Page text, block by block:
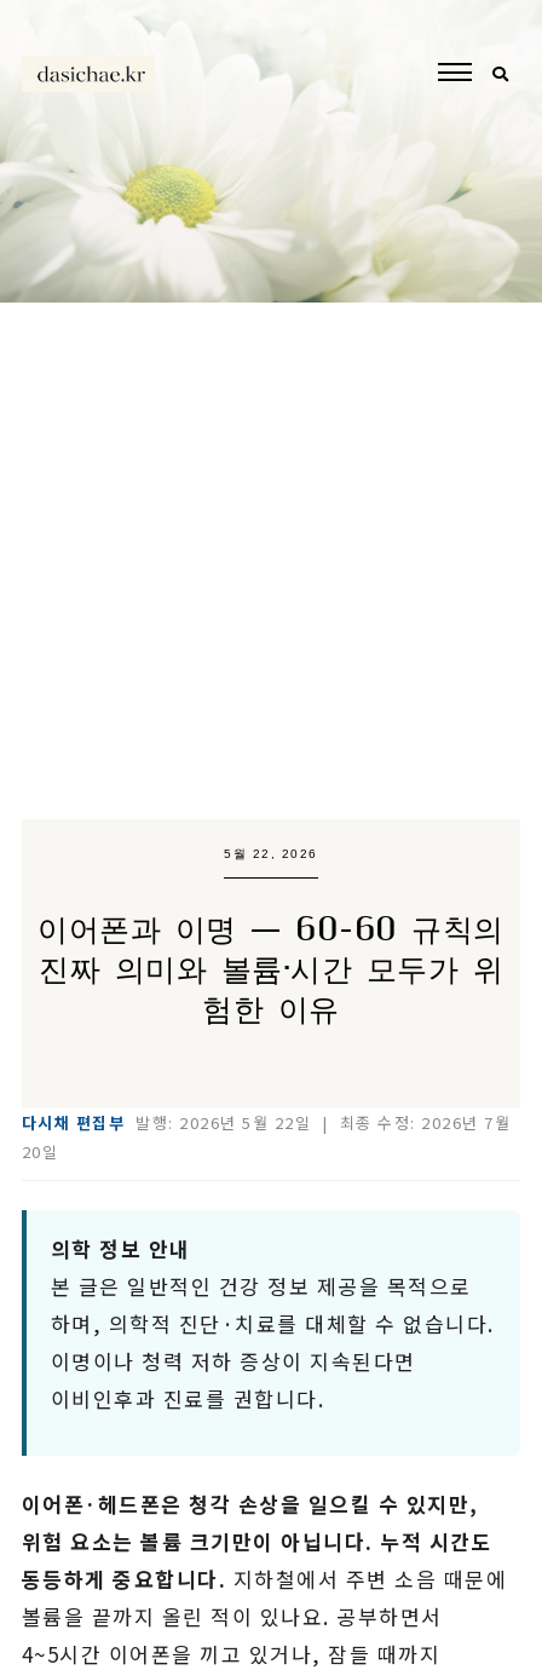
5월 22, 2026
이어폰과 이명 — 60-60 규칙의
진짜 의미와 볼륨·시간 모두가 위
험한 이유
다시채 편집부 발행: 2026년 5월 22일 | 최종 수정: 2026년 7월
20일
의학 정보 안내
본 글은 일반적인 건강 정보 제공을 목적으로
하며, 의학적 진단·치료를 대체할 수 없습니다.
이명이나 청력 저하 증상이 지속된다면
이비인후과 진료를 권합니다.
이어폰·헤드폰은 청각 손상을 일으킬 수 있지만,
위험 요소는 볼륨 크기만이 아닙니다. 누적 시간도
동등하게 중요합니다. 지하철에서 주변 소음 때문에
볼륨을 끝까지 올린 적이 있나요. 공부하면서
4~5시간 이어폰을 끼고 있거나, 잠들 때까지